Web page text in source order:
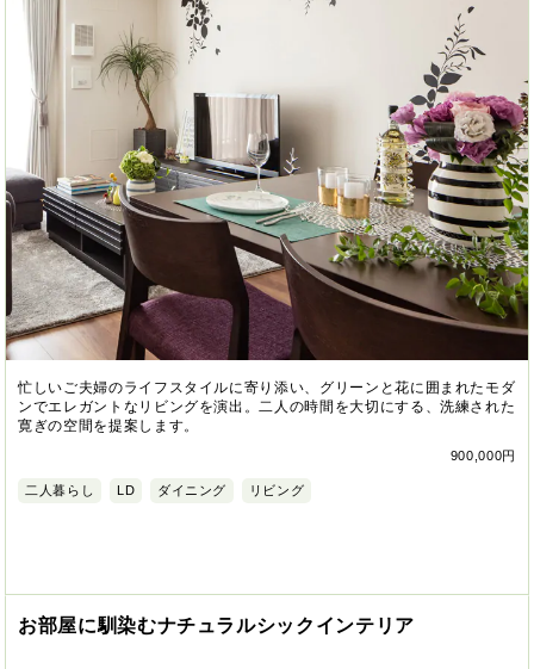
忙しいご夫婦のライフスタイルに寄り添い、グリーンと花に囲まれたモダ
ンでエレガントなリビングを演出。二人の時間を大切にする、洗練された
寛ぎの空間を提案します。
900,000円
二人暮らし LD ダイニング リビング
お部屋に馴染むナチュラルシックインテリア